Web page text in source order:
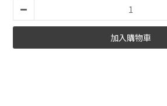
加入購物車